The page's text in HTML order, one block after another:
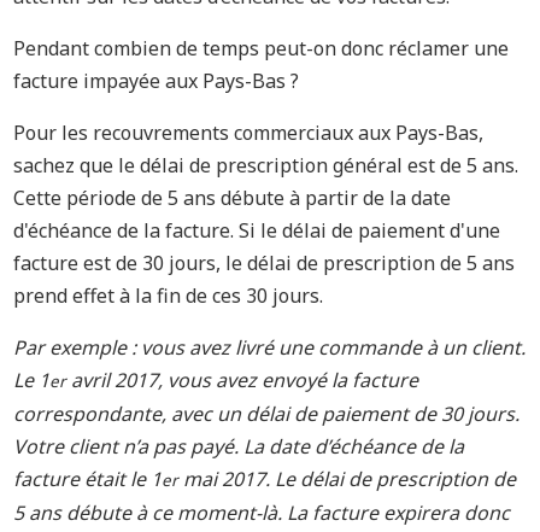
Pendant combien de temps peut-on donc réclamer une
facture impayée aux Pays-Bas ?
Pour les recouvrements commerciaux aux Pays-Bas,
sachez que le délai de prescription général est de 5 ans.
Cette période de 5 ans débute à partir de la date
d'échéance de la facture. Si le délai de paiement d'une
facture est de 30 jours, le délai de prescription de 5 ans
prend effet à la fin de ces 30 jours.
Par exemple : vous avez livré une commande à un client.
Le 1eravril 2017, vous avez envoyé la facture
correspondante, avec un délai de paiement de 30 jours.
Votre client n’a pas payé. La date d’échéance de la
facture était le 1ermai 2017. Le délai de prescription de
5 ans débute à ce moment-là. La facture expirera donc